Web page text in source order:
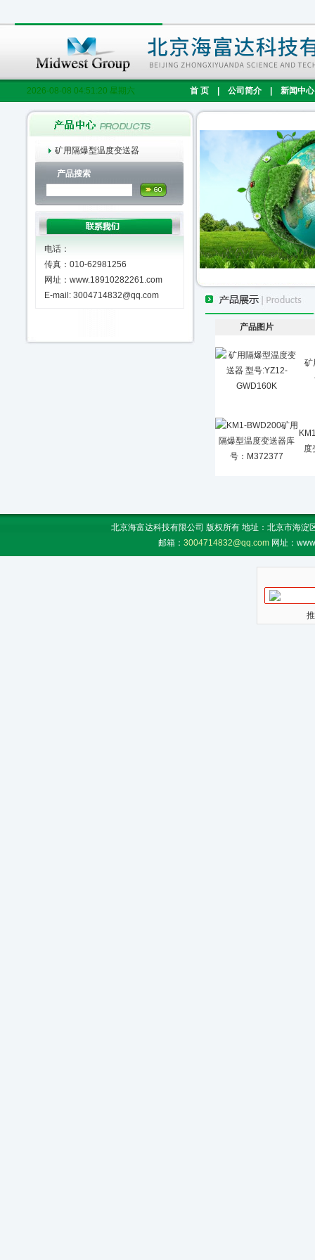
2026-08-08 04:51:21 星期六 首 页 公司简介 新闻中心
矿用隔爆型温度变送器
产品搜索
电话：
传真：010-62981256
网址：www.18910282261.com
E-mail: 3004714832@qq.com
产品图片
矿
度
北京海富达科技有限公司 版权所有 地址：北京市海
邮箱： 3004714832@qq.com 网址：